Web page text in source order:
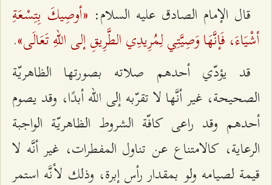
قال الإمام الصادق عليه السلام: «أوصِيكَ بِتِسْعَةِ
أشْيَاءَ، فَإنَّهَا وَصِيَّتِي لِمُرِيدِي الطَّرِيقِ إلى اللهِ تَعَالَى».
قد يؤدّي أحدهم صلاته بصورتها الظاهريّة
الصحيحة، غير أنَّها لا تقرّبه إلى الله أبدًا، وقد يصوم
أحدهم وقد راعى كافّة الشروط الظاهريّة الواجبة
الرعاية، كالامتناع عن تناول المفطرات، غير أنَّه لا
قيمة لصيامه ولو بمقدار رأس إبرة، وذلك لأنَّه استمر